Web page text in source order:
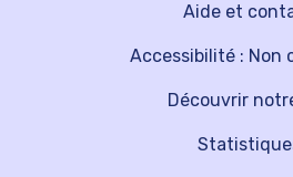
Découvrir
Aide et
Accessibilité : Non